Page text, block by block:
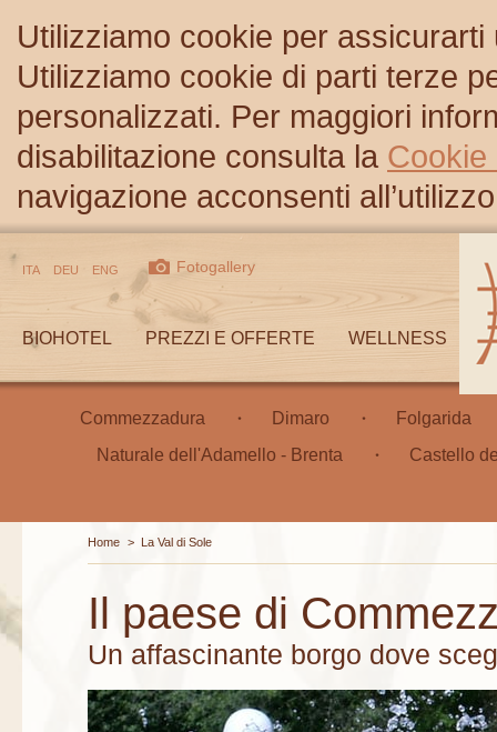
Utilizziamo cookie per
Utilizziamo cookie di parti terze
personalizzati. Per maggiori
disabilitazione consulta la Cookie
navigazione acconsenti
BIOHOTEL PREZZI E OFFERTE WELLNESS
Commezzadura Dimaro
Folgarida
Naturale dell'Adamello - Brenta
Castello
ITA DEU ENG Fotogallery
Il paese di
Un affascinante borgo dove
Home > La Val di Sole